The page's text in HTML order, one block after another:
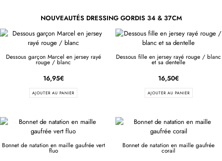
NOUVEAUTÉS DRESSING GORDIS 34 & 37CM
Dessous garçon Marcel en jersey rayé
rouge / blanc
16,95€
AJOUTER AU PANIER
Dessous fille en jersey rayé rouge / blanc
et sa dentelle
16,50€
AJOUTER AU PANIER
Bonnet de natation en maille gaufrée vert
fluo
Bonnet de natation en maille gaufrée
corail